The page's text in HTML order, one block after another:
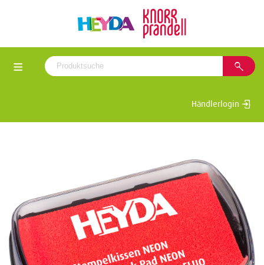
Händlerlogin